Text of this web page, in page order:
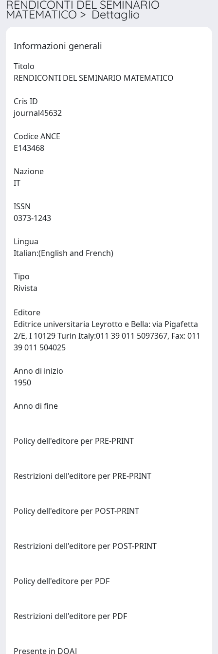
RENDICONTI DEL SEMINARIO
MATEMATICO > Dettaglio
Informazioni generali
Titolo
Cris ID
Codice ANCE
Nazione
ISSN
Lingua
Tipo
Rivista
Editore
Editrice universitaria Leyrotto e Bella: via Pigafetta
2/E, I 10129 Turin Italy:011 39 011 5097367, Fax: 011
Anno di inizio
Anno di fine
Policy dell'editore per PRE-PRINT
Restrizioni dell'editore per PRE-PRINT
Policy dell'editore per POST-PRINT
Restrizioni dell'editore per POST-PRINT
Policy dell'editore per PDF
Restrizioni dell'editore per PDF
Presente in DOAJ